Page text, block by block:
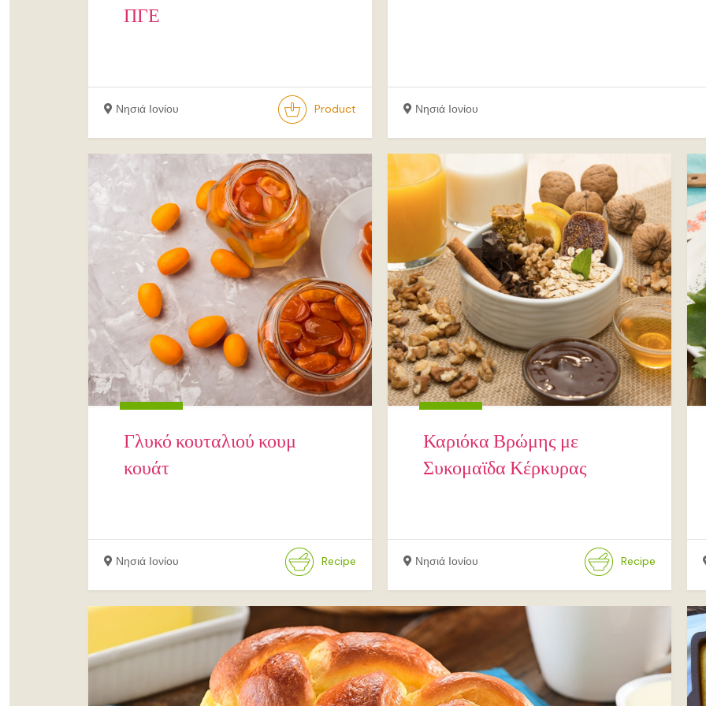
ΠΓΕ
Νησιά Ιονίου Product Νησιά Ιονίου
Γλυκό κουταλιού κουμ
κουάτ
Νησιά Ιονίου Recipe
Καριόκα Βρώμης με
Συκομαϊδα Κέρκυρας
Νησιά Ιονίου Recipe